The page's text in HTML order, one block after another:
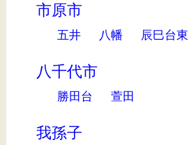
市原市
五井 八幡 辰巳台東
八千代市
勝田台 萱田
我孫子